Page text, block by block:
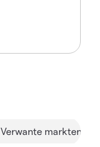
Verwante markten